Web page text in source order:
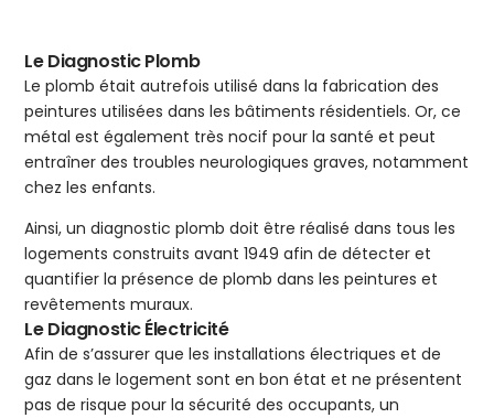
Le Diagnostic Plomb
Le plomb était autrefois utilisé dans la fabrication des
peintures utilisées dans les bâtiments résidentiels. Or, ce
métal est également très nocif pour la santé et peut
entraîner des troubles neurologiques graves, notamment
chez les enfants.
Ainsi, un diagnostic plomb doit être réalisé dans tous les
logements construits avant 1949 afin de détecter et
quantifier la présence de plomb dans les peintures et
revêtements muraux.
Le Diagnostic Électricité
Afin de s’assurer que les installations électriques et de
gaz dans le logement sont en bon état et ne présentent
pas de risque pour la sécurité des occupants, un